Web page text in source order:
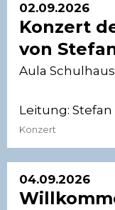
02.09.2026
Konzert
von
Aula
Leitung:
Konzert
04.09.2026